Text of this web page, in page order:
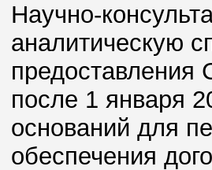
Научно-
аналитическую
после 1 января
оснований для
обеспечения